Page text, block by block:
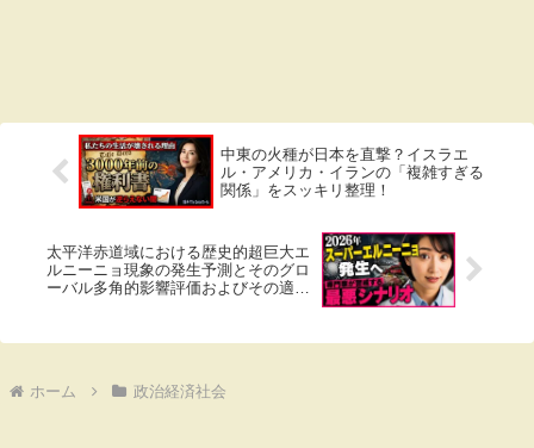
中東の火種が日本を直撃？イスラエ
ル・アメリカ・イランの「複雑すぎる
関係」をスッキリ整理！
太平洋赤道域における歴史的超巨大エ
ルニーニョ現象の発生予測とそのグロ
ーバル多角的影響評価およびその適応
ホーム 政治経済社会